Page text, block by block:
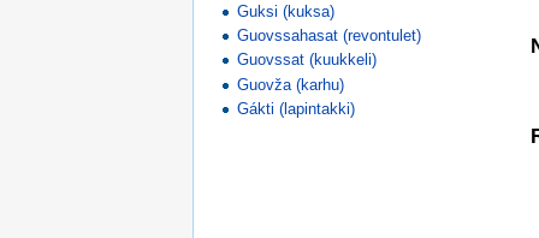
Guksi (kuksa)
Guovssahasat (revontulet)
Guovssat (kuukkeli)
Guovža (karhu)
Gákti (lapintakki)